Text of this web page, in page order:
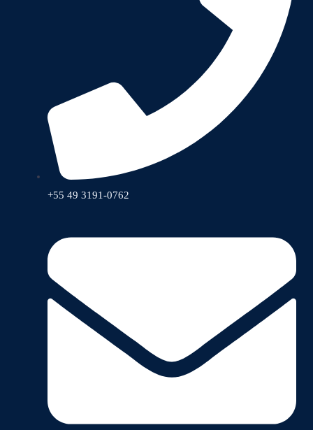
+55 49 3191-0762